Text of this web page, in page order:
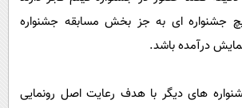
سلامت
بین الملل
جشنواره ای به جز بخش مسابقه جشنواره
درآمده باشد.
های دیگر با هدف رعایت اصل رونمایی